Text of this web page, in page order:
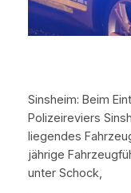
Sinsheim: Beim
Polizeireviers
liegendes
jährige
unter Schock,